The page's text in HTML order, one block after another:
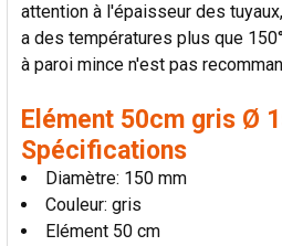
attention à l'épaisseur des
a des températures plus que
à paroi mince n'est pas
Elément 50cm gris Ø
Spécifications
Diamètre: 150 mm
Couleur: gris
Elément 50 cm